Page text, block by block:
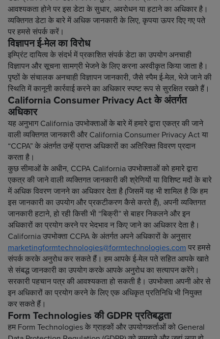
आवश्यकता होने पर इस डेटा के सुधार, अवरोधन या हटाने का अधिकार है।
व्यक्तिगत डेटा के बारे में अधिक जानकारी के लिए, कृपया ऊपर दिए गए पते
पर हमसे संपर्क करें।
विज्ञापन ई-मेल का विरोध
इम्प्रिंट दायित्व के संदर्भ में प्रकाशित संपर्क डेटा का उपयोग अनचाही
विज्ञापन और सूचना सामग्री भेजने के लिए करना अस्वीकृत किया जाता है।
पृष्ठों के संचालक अनचाही विज्ञापन जानकारी, जैसे स्पैम ई-मेल, भेजे जाने की
स्थिति में कानूनी कार्रवाई करने का अधिकार स्पष्ट रूप से सुरक्षित रखते हैं।
California Consumer Privacy Act के अंतर्गत
अधिकार
यह अनुभाग California उपभोक्ताओं के बारे में हमारे द्वारा एकत्र की जाने
वाली व्यक्तिगत जानकारी और California Consumer Privacy Act या
“CCPA” के अंतर्गत उन्हें प्राप्त अधिकारों का अतिरिक्त विवरण प्रदान
करता है।
कुछ सीमाओं के अधीन, CCPA California उपभोक्ताओं को हमारे द्वारा
एकत्र की जाने वाली व्यक्तिगत जानकारी की श्रेणियों या विशिष्ट मदों के बारे
में अधिक विवरण जानने का अधिकार देता है (जिसमें यह भी शामिल है कि हम
इस जानकारी का उपयोग और प्रकटीकरण कैसे करते हैं), अपनी व्यक्तिगत
जानकारी हटाने, हो रही किसी भी “बिक्री” से बाहर निकलने और इन
अधिकारों का प्रयोग करने पर भेदभाव न किए जाने का अधिकार देता है।
California उपभोक्ता CCPA के अंतर्गत अपने अधिकारों के अनुसार
marketingformtechnologies@formtechnologies.com पर हमसे
संपर्क करके अनुरोध कर सकते हैं। हम आपके ई-मेल पते सहित आपके खाते
से संबद्ध जानकारी का उपयोग करके आपके अनुरोध का सत्यापन करेंगे।
सरकारी पहचान पत्र की आवश्यकता हो सकती है। उपभोक्ता अपनी ओर से
इन अधिकारों का प्रयोग करने के लिए एक अधिकृत प्रतिनिधि भी नियुक्त
कर सकते हैं।
Form Technologies की GDPR प्रतिबद्धता
हम Form Technologies के ग्राहकों और उपयोगकर्ताओं को General